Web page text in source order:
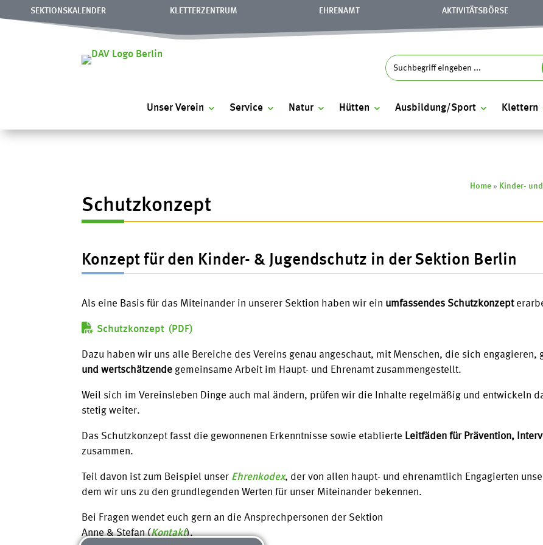
SEKTIONSKALENDER KLETTERZENTRUM EHRENAMT AKTIVITÄTSBÖRSE
Search
for:
Unser Verein Service Natur Hütten Ausbildung/Sport Klettern
Home» Kinder-
Schutzkonzept
Konzept für den Kinder- & Jugendschutz in der Sektion Berlin
Als eine Basis für das Miteinander in unserer Sektion haben wir ein umfassendes Schutzkonzept
Schutzkonzept
Dazu haben wir uns alle Bereiche des Vereins genau angeschaut, mit Menschen, die sich engagieren,
und wertschätzende gemeinsame Arbeit im Haupt- und Ehrenamt zusammengestellt.
Weil sich im Vereinsleben Dinge auch mal ändern, prüfen wir die Inhalte regelmäßig und entwickeln
stetig weiter.
Das Schutzkonzept fasst die gewonnenen Erkenntnisse sowie etablierte Leitfäden für Prävention,
zusammen.
Teil davon ist zum Beispiel unser Ehrenkodex, der von allen haupt- und ehrenamtlich Engagierten
dem wir uns zu den grundlegenden Werten für unser Miteinander bekennen.
Bei Fragen wendet euch gern an die Ansprechpersonen der Sektion
Anne & Stefan (Kontakt).